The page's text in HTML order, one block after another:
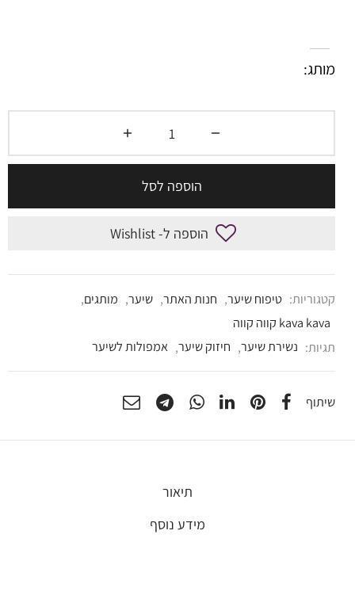
מותג:
הוספה לסל
הוספה ל- Wishlist
קטגוריות: טיפוח שיער, חנות האתר, שיער, מותגים,
kava kava קווה קווה
תגיות: נשירת שיער, חיזוק שיער, אמפולות לשיער
שיתוף
תיאור
מידע נוסף